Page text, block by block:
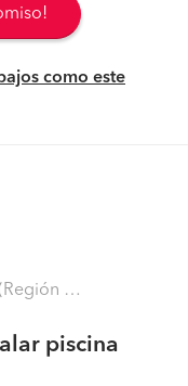
como este
- Santiago)
piscina